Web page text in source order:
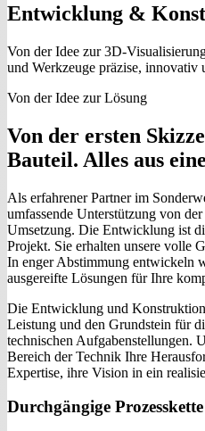
Entwicklung &
Von der Idee zur 3D-
und Werkzeuge präzise, innovativ
Von der Idee zur Lösung
Von der ersten
Bauteil. Alles aus
Als erfahrener Partner im
umfassende Unterstützung von
Umsetzung. Die Entwicklung ist
Projekt. Sie erhalten unsere volle
In enger Abstimmung entwickeln
ausgereifte Lösungen für Ihre
Die Entwicklung und
Leistung und den Grundstein für
technischen Aufgabenstellungen.
Bereich der Technik Ihre
Expertise, ihre Vision in ein
Durchgängige